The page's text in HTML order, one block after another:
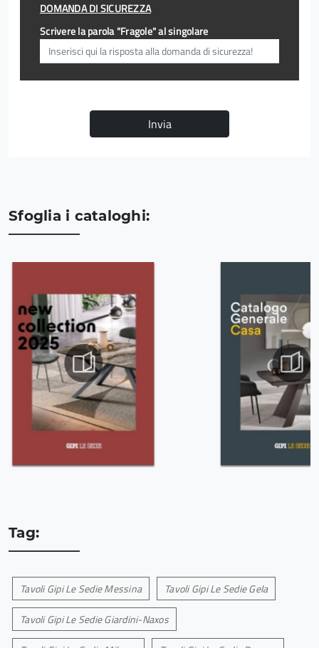
DOMANDA DI SICUREZZA
Scrivere la parola "Fragole" al singolare
Invia
Sfoglia i cataloghi:
Tag:
Tavoli Gipi Le Sedie Messina Tavoli Gipi Le Sedie Gela
Tavoli Gipi Le Sedie Giardini-Naxos